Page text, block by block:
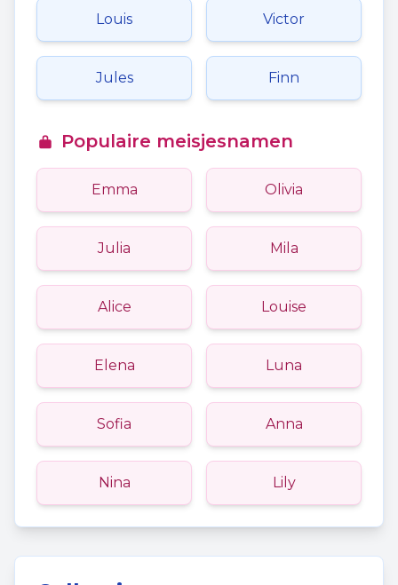
Louis Victor
Jules Finn
Populaire meisjesnamen
Emma Olivia
Julia Mila
Alice Louise
Elena Luna
Sofia Anna
Nina Lily